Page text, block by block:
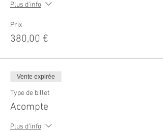
Plus d'info
Prix
380,00 €
Vente expirée
Type de billet
Acompte
Plus d'info